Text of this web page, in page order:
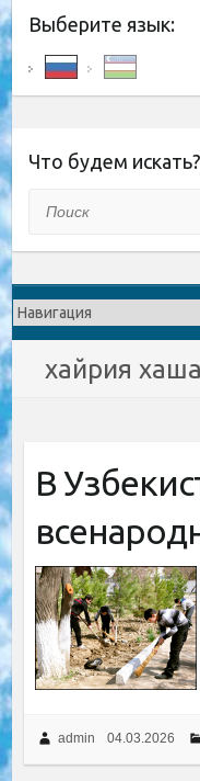
Выберите язык:
Что будем искать?
хайрия
В
admin 04.03.2026